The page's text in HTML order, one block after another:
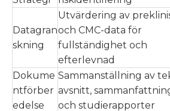
Datagran
skning
Utvärdering av
och CMC-data för
fullständighet och
efterlevnad
Dokume
ntförber
edelse
Sammanställning av
avsnitt,
och studierapporter